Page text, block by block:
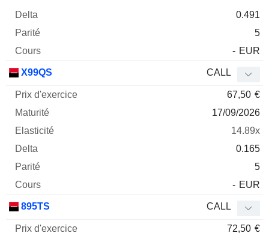
0.491
5
- EUR
X99QS CALL
67,50 €
17/09/2026
14.89x
0.165
5
- EUR
895TS CALL
72,50 €